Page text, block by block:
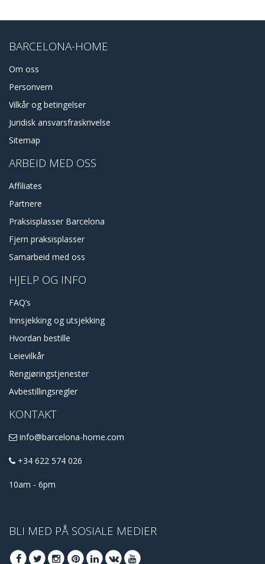
BARCELONA-HOME
Om oss
Personvern
Vilkår og betingelser
Juridisk ansvarsfraskrivelse
Sitemap
ARBEID MED OSS
Affiliates
Partnere
Praksisplasser Barcelona
Fjern praksisplasser
Samarbeid med oss
HJELP OG INFO
FAQ’s
Innsjekking og utsjekking
Hvordan bestille
Leievilkår
Rengjøringstjenester
Avbestillingsregler
KONTAKT
info@barcelona-home.com
+34 622 574 026
10am - 6pm
BLI MED PÅ SOSIALE MEDIER